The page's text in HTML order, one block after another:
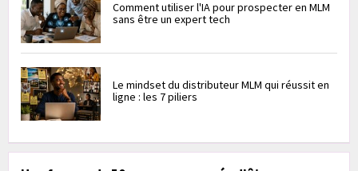
Comment utiliser l'IA pour prospecter en MLM
sans être un expert tech
Le mindset du distributeur MLM qui réussit en
ligne : les 7 piliers